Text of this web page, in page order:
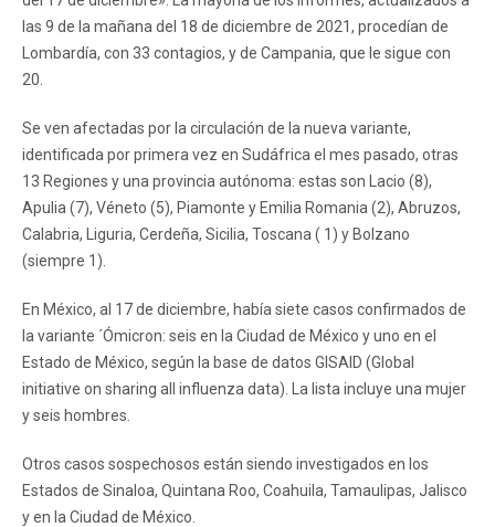
las 9 de la mañana del 18 de diciembre de 2021, procedían de
Lombardía, con 33 contagios, y de Campania, que le sigue con
20.
Se ven afectadas por la circulación de la nueva variante,
identificada por primera vez en Sudáfrica el mes pasado, otras
13 Regiones y una provincia autónoma: estas son Lacio (8),
Apulia (7), Véneto (5), Piamonte y Emilia Romania (2), Abruzos,
Calabria, Liguria, Cerdeña, Sicilia, Toscana ( 1) y Bolzano
(siempre 1).
En México, al 17 de diciembre, había siete casos confirmados de
la variante ´Ómicron: seis en la Ciudad de México y uno en el
Estado de México, según la base de datos GISAID (Global
initiative on sharing all influenza data). La lista incluye una mujer
y seis hombres.
Otros casos sospechosos están siendo investigados en los
Estados de Sinaloa, Quintana Roo, Coahuila, Tamaulipas, Jalisco
y en la Ciudad de México.